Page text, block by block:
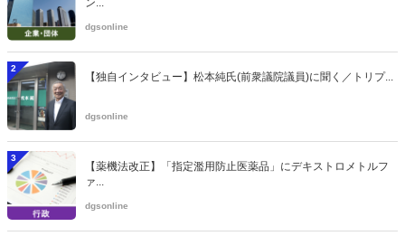
dgsonline
2
【独自インタビュー】松本純氏(前衆議院議員)に聞く／トリプ...
dgsonline
3
【薬機法改正】「指定濫用防止医薬品」にデキストロメトルフ
ァ...
dgsonline